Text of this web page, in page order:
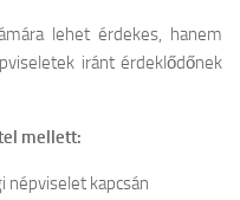
lehet érdekes, hanem
iránt érdeklődőnek
mellett:
népviselet kapcsán